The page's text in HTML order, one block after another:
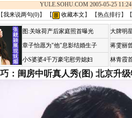
YULE.SOHU.COM 2005-05-25
我来说两句(0)】 【 收藏本文 】 【热点排行】【
图:关咏荷产后家庭照首曝光
章子怡愿为"他"息影结婚生子
小S婆婆4千万豪宅慰劳媳妇
大牌明
蒋雯丽
林青霞
：闺房中听真人秀(图) 北京升